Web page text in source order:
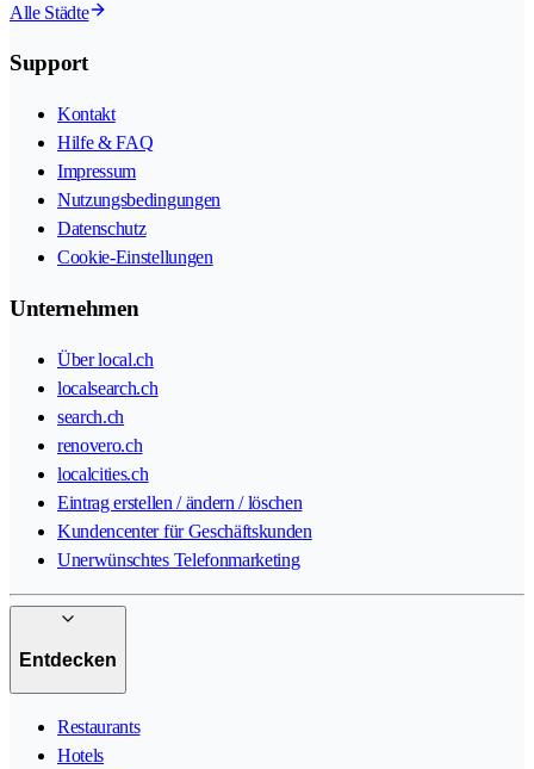
Alle Städte
Support
Kontakt
Hilfe & FAQ
Impressum
Nutzungsbedingungen
Datenschutz
Cookie-Einstellungen
Unternehmen
Über local.ch
localsearch.ch
search.ch
renovero.ch
localcities.ch
Eintrag erstellen / ändern / löschen
Kundencenter für Geschäftskunden
Unerwünschtes Telefonmarketing
Entdecken
Restaurants
Hotels